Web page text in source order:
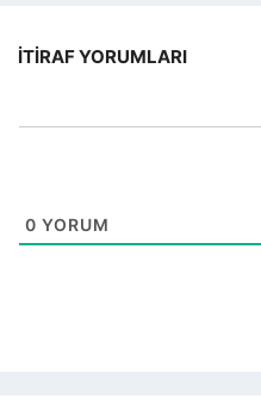
İTIRAF YORUMLARI
0 YORUM